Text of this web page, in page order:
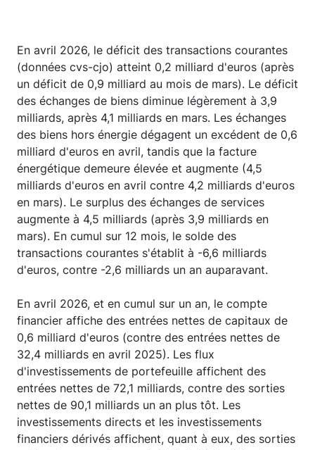
En avril 2026, le déficit des transactions courantes
(données cvs-cjo) atteint 0,2 milliard d'euros (après
un déficit de 0,9 milliard au mois de mars). Le déficit
des échanges de biens diminue légèrement à 3,9
milliards, après 4,1 milliards en mars. Les échanges
des biens hors énergie dégagent un excédent de 0,6
milliard d'euros en avril, tandis que la facture
énergétique demeure élevée et augmente (4,5
milliards d'euros en avril contre 4,2 milliards d'euros
en mars). Le surplus des échanges de services
augmente à 4,5 milliards (après 3,9 milliards en
mars). En cumul sur 12 mois, le solde des
transactions courantes s'établit à -6,6 milliards
d'euros, contre -2,6 milliards un an auparavant.
En avril 2026, et en cumul sur un an, le compte
financier affiche des entrées nettes de capitaux de
0,6 milliard d'euros (contre des entrées nettes de
32,4 milliards en avril 2025). Les flux
d'investissements de portefeuille affichent des
entrées nettes de 72,1 milliards, contre des sorties
nettes de 90,1 milliards un an plus tôt. Les
investissements directs et les investissements
financiers dérivés affichent, quant à eux, des sorties